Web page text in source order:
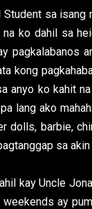
sa
ko dahil sa
pagkalabanos
kong
ko kahit
lang ako
dolls, barbie,
sa
kay Uncle
ay